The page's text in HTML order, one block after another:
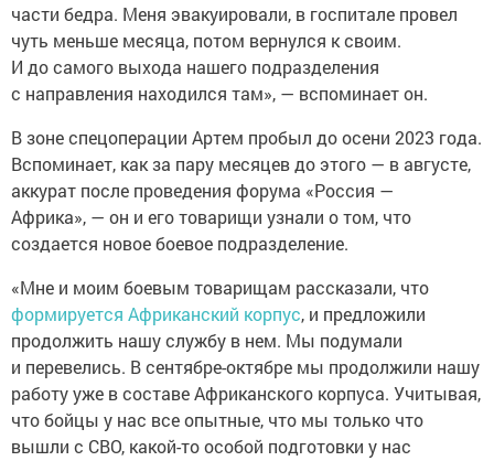
части бедра. Меня эвакуировали, в госпитале провел
чуть меньше месяца, потом вернулся к своим.
И до самого выхода нашего подразделения
с направления находился там», — вспоминает он.
В зоне спецоперации Артем пробыл до осени 2023 года.
Вспоминает, как за пару месяцев до этого — в августе,
аккурат после проведения форума «Россия —
Африка», — он и его товарищи узнали о том, что
создается новое боевое подразделение.
«Мне и моим боевым товарищам рассказали, что
формируется Африканский корпус, и предложили
продолжить нашу службу в нем. Мы подумали
и перевелись. В сентябре-октябре мы продолжили нашу
работу уже в составе Африканского корпуса. Учитывая,
что бойцы у нас все опытные, что мы только что
вышли с СВО, какой-то особой подготовки у нас